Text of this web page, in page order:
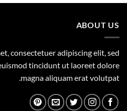
1,500.00 ₪.
ABOUT US
consectetuer adipiscing elit, sed
tincidunt ut laoreet dolore
magna aliquam erat volutpat.